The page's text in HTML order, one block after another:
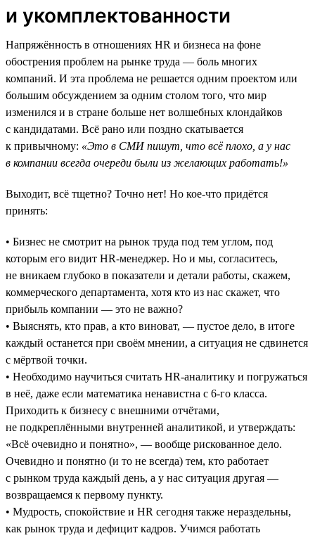
и укомплектованности
Напряжённость в отношениях HR и бизнеса на фоне
обострения проблем на рынке труда — боль многих
компаний. И эта проблема не решается одним проектом или
большим обсуждением за одним столом того, что мир
изменился и в стране больше нет волшебных клондайков
с кандидатами. Всё рано или поздно скатывается
к привычному: «Это в СМИ пишут, что всё плохо, а у нас
в компании всегда очереди были из желающих работать!»
Выходит, всё тщетно? Точно нет! Но кое-что придётся
принять:
• Бизнес не смотрит на рынок труда под тем углом, под
которым его видит HR-менеджер. Но и мы, согласитесь,
не вникаем глубоко в показатели и детали работы, скажем,
коммерческого департамента, хотя кто из нас скажет, что
прибыль компании — это не важно?
• Выяснять, кто прав, а кто виноват, — пустое дело, в итоге
каждый останется при своём мнении, а ситуация не сдвинется
с мёртвой точки.
• Необходимо научиться считать HR-аналитику и погружаться
в неё, даже если математика ненавистна с 6-го класса.
Приходить к бизнесу с внешними отчётами,
не подкреплёнными внутренней аналитикой, и утверждать:
«Всё очевидно и понятно», — вообще рискованное дело.
Очевидно и понятно (и то не всегда) тем, кто работает
с рынком труда каждый день, а у нас ситуация другая —
возвращаемся к первому пункту.
• Мудрость, спокойствие и HR сегодня также нераздельны,
как рынок труда и дефицит кадров. Учимся работать